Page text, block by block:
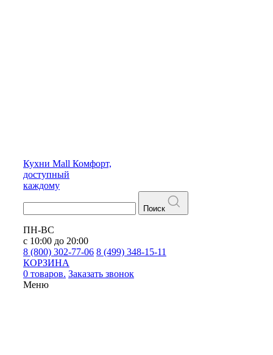
Кухни Mall Комфорт,
доступный
каждому
Поиск
ПН-ВС
с 10:00 до 20:00
8 (800) 302-77-06 8 (499) 348-15-11
КОРЗИНА
0 товаров. Заказать звонок
Меню